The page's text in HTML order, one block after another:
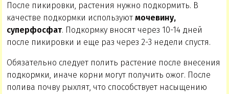
После пикировки, растения нужно подкормить. В
качестве подкормки используютмочевину,
суперфосфат. Подкормку вносят через 10-14 дней
после пикировки и еще раз через 2-3 недели спустя.
Обязательно следует полить растение после внесения
подкормки, иначе корни могут получить ожог. После
полива почву рыхлят, что способствует насыщению